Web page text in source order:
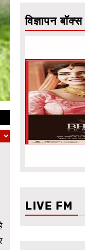
विज्ञापन बॉक्स
LIVE FM